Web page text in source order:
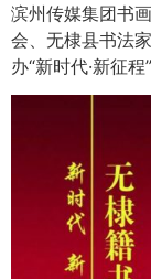
滨州传媒集团书
会、无棣县书法
办“新时代·新征